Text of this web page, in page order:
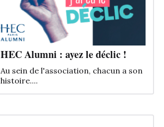
HEC Alumni : ayez le déclic !
Au sein de l'association, chacun a son
histoire....